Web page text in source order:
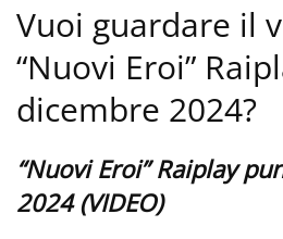
Vuoi guardare il
“Nuovi Eroi”
dicembre 2024?
“Nuovi Eroi” Raiplay
2024 (VIDEO)